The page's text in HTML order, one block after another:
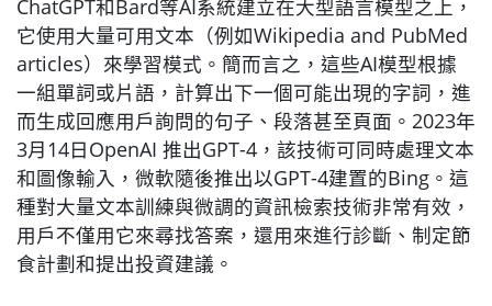
ChatGPT和Bard等AI系統建立在大型語言模型之上，
它使用大量可用文本（例如Wikipedia and PubMed
articles）來學習模式。簡而言之，這些AI模型根據
一組單詞或片語，計算出下一個可能出現的字詞，進
而生成回應用戶詢問的句子、段落甚至頁面。2023年
3月14日OpenAI 推出GPT-4，該技術可同時處理文本
和圖像輸入，微軟隨後推出以GPT-4建置的Bing。這
種對大量文本訓練與微調的資訊檢索技術非常有效，
用戶不僅用它來尋找答案，還用來進行診斷、制定節
食計劃和提出投資建議。